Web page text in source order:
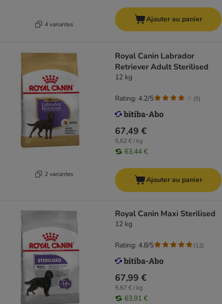
4 variantes
Ajouter au panier
2 variantes
Royal Canin Labrador
Retriever Adult Sterilised
12 kg
67,49 €
5,62 € / kg
63,44 €
Rating: 4.2/5 (5)
Ajouter au panier
Royal Canin Maxi Sterilised
12 kg
67,99 €
5,67 € / kg
63,91 €
Rating: 4.8/5 (12)